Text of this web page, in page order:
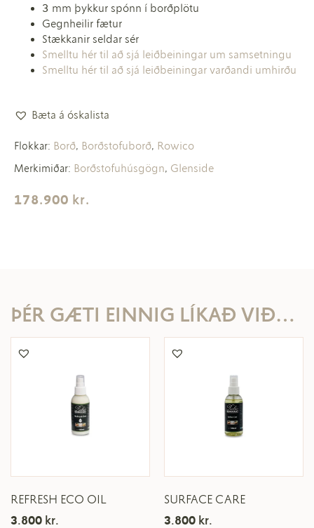
3 mm þykkur spónn í borðplötu
Gegnheilir fætur
Stækkanir seldar sér
Smelltu hér til að sjá leiðbeiningar um samsetningu
Smelltu hér til að sjá leiðbeiningar varðandi umhirðu
Bæta á óskalista
Flokkar: Borð, Borðstofuborð, Rowico
Merkimiðar: Borðstofuhúsgögn, Glenside
178.900 kr.
ÞÉR GÆTI EINNIG LÍKAÐ VIÐ…
REFRESH ECO OIL
3.800 kr.
SURFACE CARE
3.800 kr.